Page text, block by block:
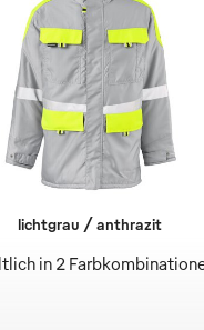
in 2
lichtgrau / anthrazit